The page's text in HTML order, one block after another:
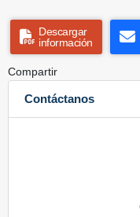
Descargar
información
Compartir
Contáctanos